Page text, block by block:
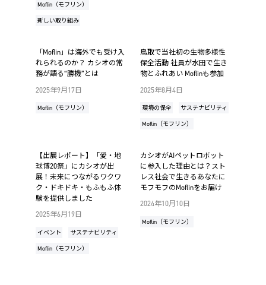
Moflin（モフリン）
新しい取り組み
2025年9月17日
Moflin（モフリン）
「Moflin」は海外でも受け入
れられるのか？ カシオの常
務が語る“勝機”とは
2025年8月4日
環境の保全 サステナビリティ
Moflin（モフリン）
鳥取で当社初の生物多様性
保全活動 社員が水田で生き
物とふれあい Moflinも参加
2025年6月19日
イベント サステナビリティ
Moflin（モフリン）
【出展レポート】「愛・地
球博20祭」にカシオが出
展！未来につながるワクワ
ク・ドキドキ・もふもふ体
験を提供しました
2024年10月10日
Moflin（モフリン）
カシオがAIペットロボット
に参入した理由とは？スト
レス社会で生きるあなたに
モフモフのMoflinをお届け